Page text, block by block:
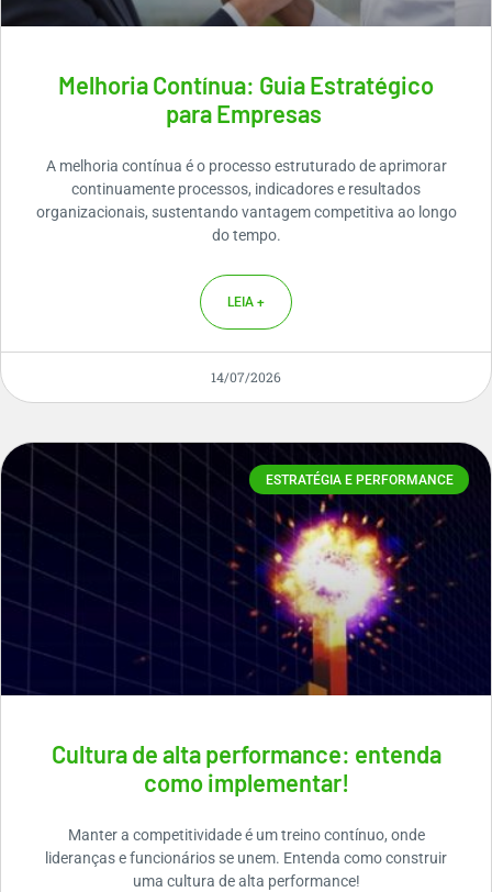
Melhoria Contínua: Guia Estratégico
para Empresas
A melhoria contínua é o processo estruturado de aprimorar
continuamente processos, indicadores e resultados
organizacionais, sustentando vantagem competitiva ao longo
do tempo.
LEIA +
14/07/2026
ESTRATÉGIA E PERFORMANCE
Cultura de alta performance: entenda
como implementar!
Manter a competitividade é um treino contínuo, onde
lideranças e funcionários se unem. Entenda como construir
uma cultura de alta performance!